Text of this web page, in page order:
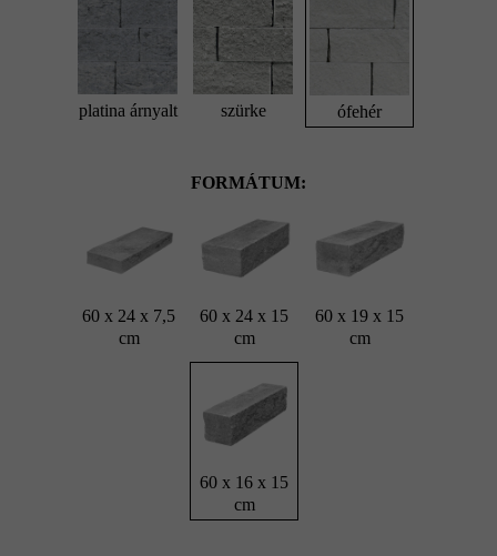
platina árnyalt szürke ófehér
FORMÁTUM:
60 x 24 x 7,5
cm
60 x 24 x 15
cm
60 x 19 x 15
cm
60 x 16 x 15
cm